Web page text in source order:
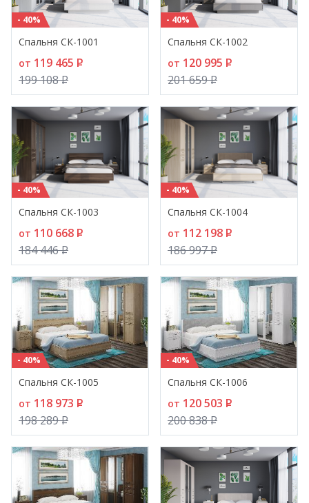
- 40%
Спальня СК-1001
от 119 465 P
199 108P
- 40%
Спальня СК-1002
от 120 995 P
201 659P
- 40%
Спальня СК-1003
от 110 668 P
184 446P
- 40%
Спальня СК-1004
от 112 198 P
186 997P
- 40%
Спальня СК-1005
от 118 973 P
198 289P
- 40%
Спальня СК-1006
от 120 503 P
200 838P